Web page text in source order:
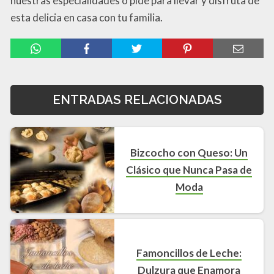
esta delicia en casa con tu familia.
ENTRADAS RELACIONADAS
Bizcocho con Queso: Un
Clásico que Nunca Pasa de
Moda
Famoncillos de Leche:
Dulzura que Enamora